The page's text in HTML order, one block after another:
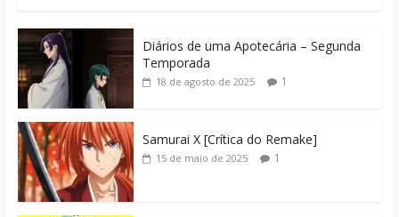
Diários de uma Apotecária – Segunda
Temporada
18 de agosto de 2025 1
Samurai X [Crítica do Remake]
15 de maio de 2025 1